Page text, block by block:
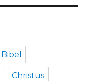
Bibel
Christus